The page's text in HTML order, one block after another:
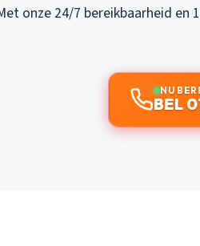
onze 24/7 bereikbaarheid en
NU
BEL